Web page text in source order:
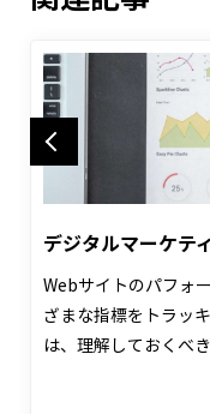
Previous
デジタルマーケテ
Webサイトのパフォ
ざまな指標をトラッ
は、理解しておくべ